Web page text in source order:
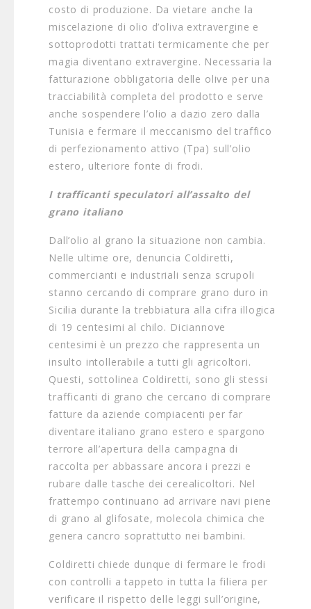
costo di produzione. Da vietare anche la
miscelazione di olio d’oliva extravergine e
sottoprodotti trattati termicamente che per
magia diventano extravergine. Necessaria la
fatturazione obbligatoria delle olive per una
tracciabilità completa del prodotto e serve
anche sospendere l’olio a dazio zero dalla
Tunisia e fermare il meccanismo del traffico
di perfezionamento attivo (Tpa) sull’olio
estero, ulteriore fonte di frodi.
I trafficanti speculatori all’assalto del
grano italiano
Dall’olio al grano la situazione non cambia.
Nelle ultime ore, denuncia Coldiretti,
commercianti e industriali senza scrupoli
stanno cercando di comprare grano duro in
Sicilia durante la trebbiatura alla cifra illogica
di 19 centesimi al chilo. Diciannove
centesimi è un prezzo che rappresenta un
insulto intollerabile a tutti gli agricoltori.
Questi, sottolinea Coldiretti, sono gli stessi
trafficanti di grano che cercano di comprare
fatture da aziende compiacenti per far
diventare italiano grano estero e spargono
terrore all’apertura della campagna di
raccolta per abbassare ancora i prezzi e
rubare dalle tasche dei cerealicoltori. Nel
frattempo continuano ad arrivare navi piene
di grano al glifosate, molecola chimica che
genera cancro soprattutto nei bambini.
Coldiretti chiede dunque di fermare le frodi
con controlli a tappeto in tutta la filiera per
verificare il rispetto delle leggi sull’origine,